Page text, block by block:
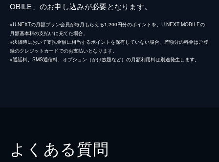
OBILE」のお申し込みが必要となります。
※U-NEXTの月額プラン会員が毎月もらえる1,200円分のポイントを、U-NEXT MOBILEの
月額基本料の支払いに充てた場合。
※決済時において支払金額に相当するポイントを保有していない場合、差額分の料金はご登
録のクレジットカードでのお支払いとなります。
※通話料、SMS通信料、オプション（かけ放題など）の月額利用料は別途発生します。
よくある質問